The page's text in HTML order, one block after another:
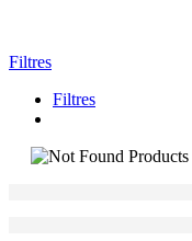
Filtres
Filtres